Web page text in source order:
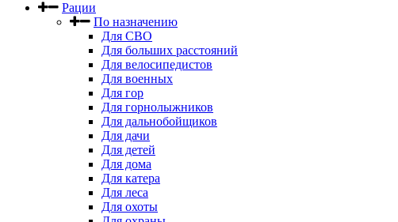
Рации
По назначению
Для СВО
Для больших расстояний
Для велосипедистов
Для военных
Для гор
Для горнолыжников
Для дальнобойщиков
Для дачи
Для детей
Для дома
Для катера
Для леса
Для охоты